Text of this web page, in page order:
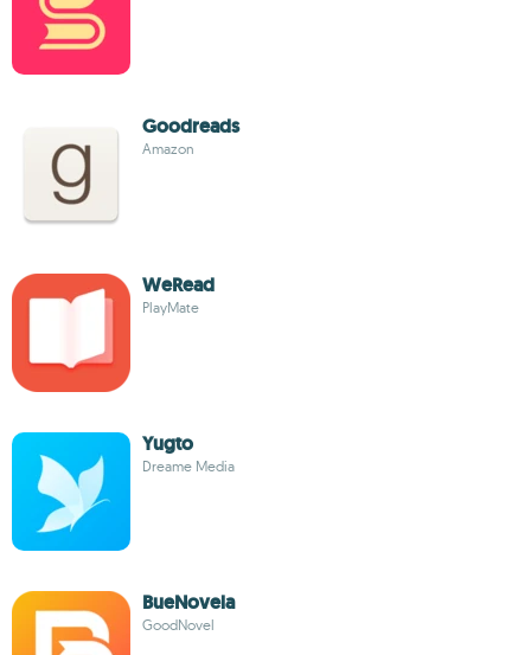
Goodreads
Amazon
WeRead
PlayMate
Yugto
Dreame Media
BueNovela
GoodNovel